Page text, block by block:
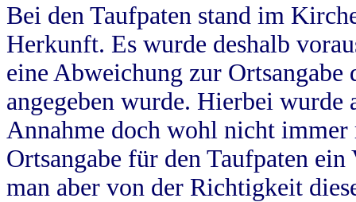
Bei den Taufpaten stand im
Herkunft. Es wurde deshalb
eine Abweichung zur
angegeben wurde. Hierbei wurde
Annahme doch wohl nicht
Ortsangabe für den Taufpaten
man aber von der Richtigkeit